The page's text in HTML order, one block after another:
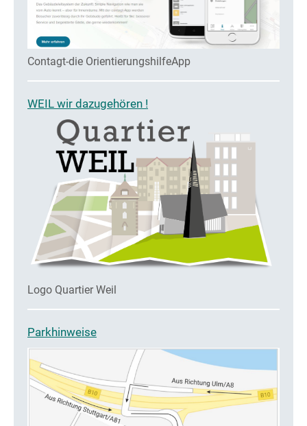
Contagt-die OrientierungshilfeApp
WEIL wir dazugehören !
Logo Quartier Weil
Parkhinweise